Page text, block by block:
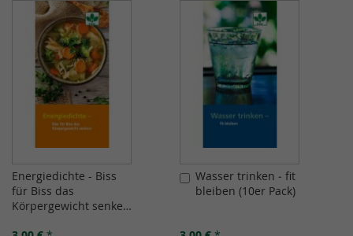
Energiedichte - Biss
für Biss das
Körpergewicht senken
In
den
Wasser trinken ‒ fit
bleiben (10er Pack)